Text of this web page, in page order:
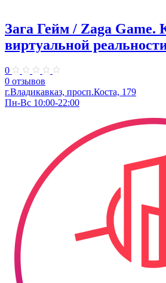
Зага Гейм / Zaga Game.
виртуальной
0
0 отзывов
г.Владикавказ, просп.Коста, 179
Пн-Вс 10:00-22:00